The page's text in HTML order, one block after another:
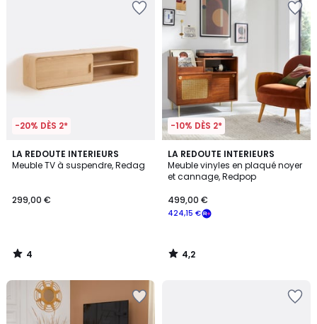
-20% DÈS 2*
LA REDOUTE INTERIEURS
Meuble TV à suspendre, Redag
299,00 €
4
/
4
/
-10% DÈS 2*
LA REDOUTE INTERIEURS
Meuble vinyles en plaqué noyer
et cannage, Redpop
424,15 €
499,00 €
4,2
/ 5
4,2
/